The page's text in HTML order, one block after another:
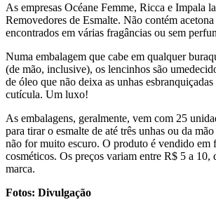
As empresas Océane Femme, Ricca e Impala
Removedores de Esmalte. Não contém
encontrados em várias fragâncias ou sem
Numa embalagem que cabe em qualquer
(de mão, inclusive), os lencinhos são
de óleo que não deixa as unhas
cutícula. Um luxo!
As embalagens, geralmente, vem com 25
para tirar o esmalte de até três unhas ou da
não for muito escuro. O produto é vendido em
cosméticos. Os preços variam entre R$ 5 a 10,
marca.
Fotos: Divulgação